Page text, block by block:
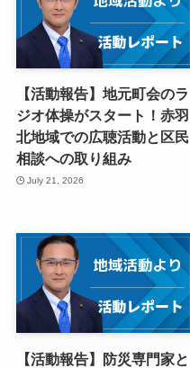
【活動報告】地元町会のラ
ジオ体操がスタート！赤羽
北地域での広聴活動と区民
相談への取り組み
July 21, 2026
【活動報告】防災専門家と